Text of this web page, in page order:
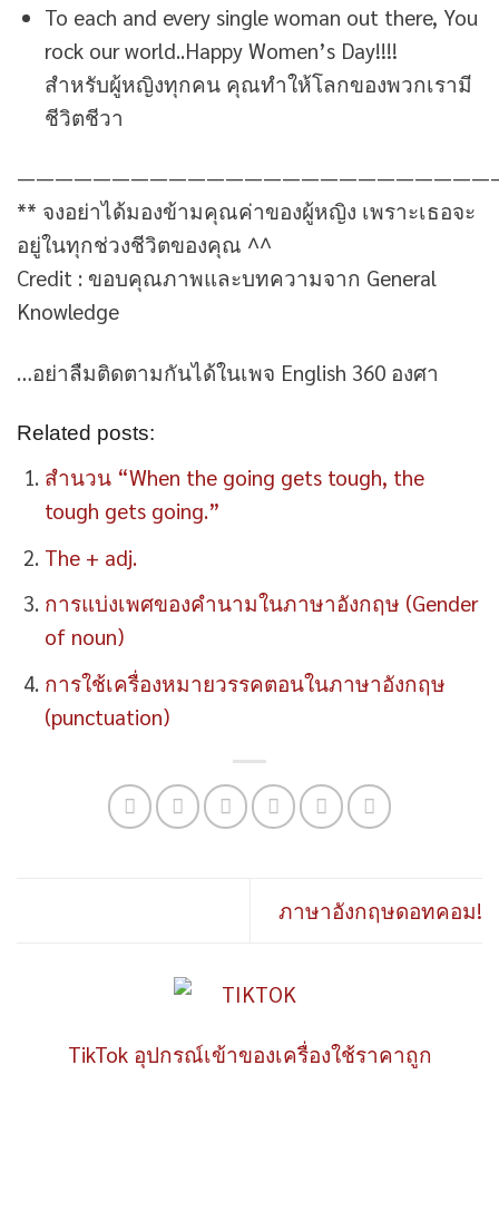
To each and every single woman out there, You
rock our world..Happy Women’s Day!!!!
สำหรับผู้หญิงทุกคน คุณทำให้โลกของพวกเรามี
ชีวิตชีวา
** จงอย่าได้มองข้ามคุณค่าของผู้หญิง เพราะเธอจะ
อยู่ในทุกช่วงชีวิตของคุณ ^^
Credit : ขอบคุณภาพและบทความจาก General
Knowledge
…อย่าลืมติดตามกันได้ในเพจ English 360 องศา
Related posts:
สำนวน “When the going gets tough, the
tough gets going.”
The + adj.
การแบ่งเพศของคำนามในภาษาอังกฤษ (Gender
of noun)
การใช้เครื่องหมายวรรคตอนในภาษาอังกฤษ
(punctuation)
ภาษาอังกฤษดอทคอม!
TikTok อุปกรณ์เข้าของเครื่องใช้ราคาถูก